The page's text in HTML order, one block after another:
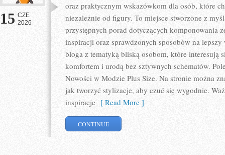
15 CZE
2026
oraz praktycznym wskazówkom dla osób, które
niezależnie od figury. To miejsce stworzone z
przystępnych porad dotyczących komponowania
inspiracji oraz sprawdzonych sposobów na
bloga z tematyką bliską osobom, które interesują
komfortem i urodą bez sztywnych schematów.
Nowości w Modzie Plus Size. Na stronie można
jak tworzyć stylizacje, aby czuć się wygodnie.
inspiracje [ Read More ]
CONTINUE